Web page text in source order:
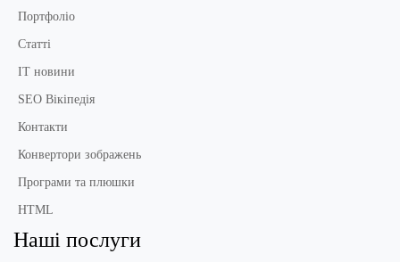
Портфоліо
Статті
IT новини
SEO Вікіпедія
Контакти
Конвертори зображень
Програми та плюшки
HTML
Наші послуги